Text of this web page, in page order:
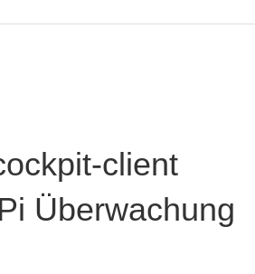
client
Überwachung